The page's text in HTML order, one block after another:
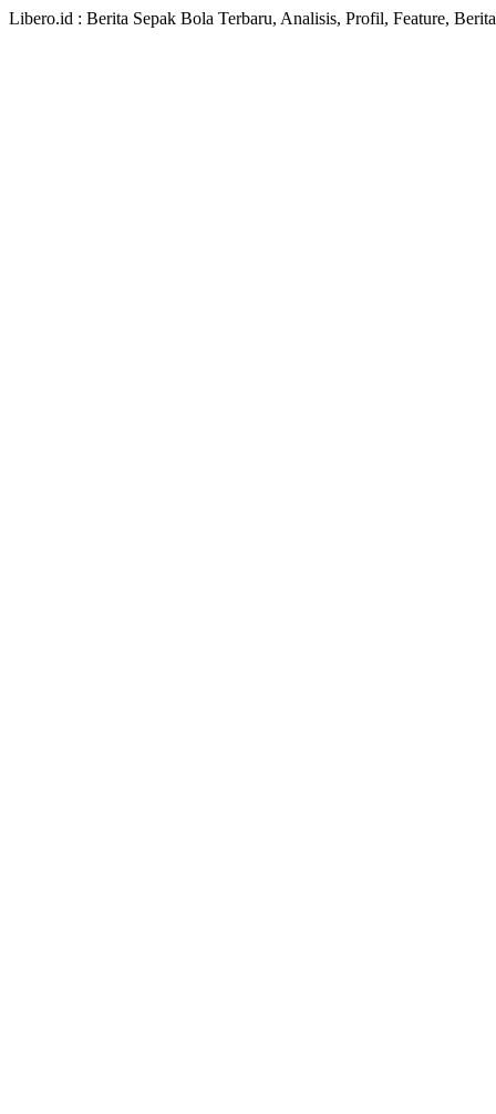
Libero.id : Berita Sepak Bola Terbaru, Analisis, Profil, Feature,